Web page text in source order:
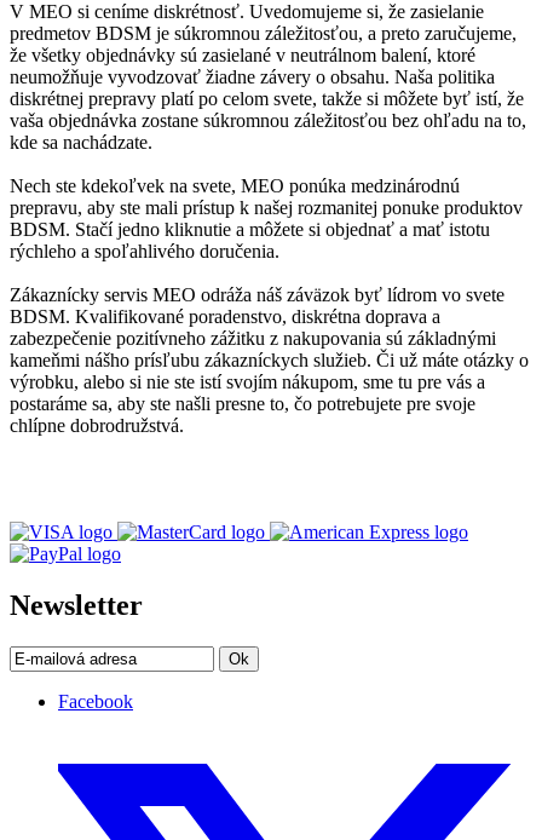
V MEO si ceníme diskrétnosť. Uvedomujeme si, že zasielanie
predmetov BDSM je súkromnou záležitosťou, a preto zaručujeme,
že všetky objednávky sú zasielané v neutrálnom balení, ktoré
neumožňuje vyvodzovať žiadne závery o obsahu. Naša politika
diskrétnej prepravy platí po celom svete, takže si môžete byť istí, že
vaša objednávka zostane súkromnou záležitosťou bez ohľadu na to,
kde sa nachádzate.
Nech ste kdekoľvek na svete, MEO ponúka medzinárodnú
prepravu, aby ste mali prístup k našej rozmanitej ponuke produktov
BDSM. Stačí jedno kliknutie a môžete si objednať a mať istotu
rýchleho a spoľahlivého doručenia.
Zákaznícky servis MEO odráža náš záväzok byť lídrom vo svete
BDSM. Kvalifikované poradenstvo, diskrétna doprava a
zabezpečenie pozitívneho zážitku z nakupovania sú základnými
kameňmi nášho prísľubu zákazníckych služieb. Či už máte otázky o
výrobku, alebo si nie ste istí svojím nákupom, sme tu pre vás a
postaráme sa, aby ste našli presne to, čo potrebujete pre svoje
chlípne dobrodružstvá.
Newsletter
Ok
Facebook